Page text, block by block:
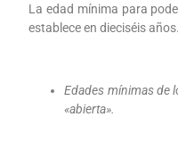
La edad mínima para
establece en dieciséis años.
Edades mínimas de
«abierta».